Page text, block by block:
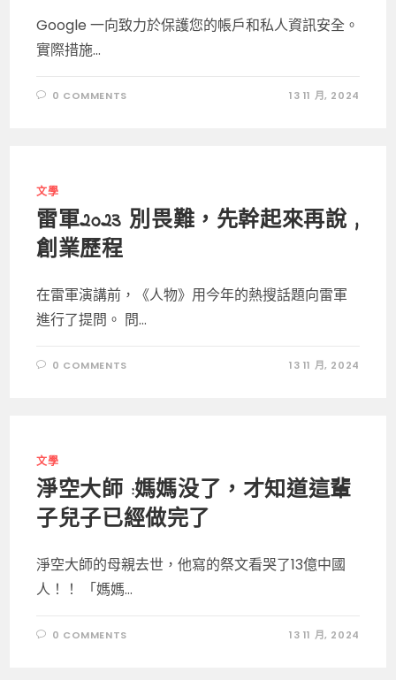
Google 一向致力於保護您的帳戶和私人資訊安全。
實際措施...
0 COMMENTS 13 11 月, 2024
文學
雷軍2023 別畏難，先幹起來再說 ,
創業歷程
在雷軍演講前，《人物》用今年的熱搜話題向雷軍
進行了提問。 問...
0 COMMENTS 13 11 月, 2024
文學
淨空大師 :媽媽没了，才知道這輩
子兒子已經做完了
淨空大師的母親去世，他寫的祭文看哭了13億中國
人！！ 「媽媽...
0 COMMENTS 13 11 月, 2024